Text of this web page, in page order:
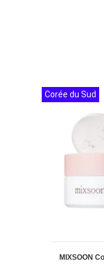
MIXSOON
Corée du Sud